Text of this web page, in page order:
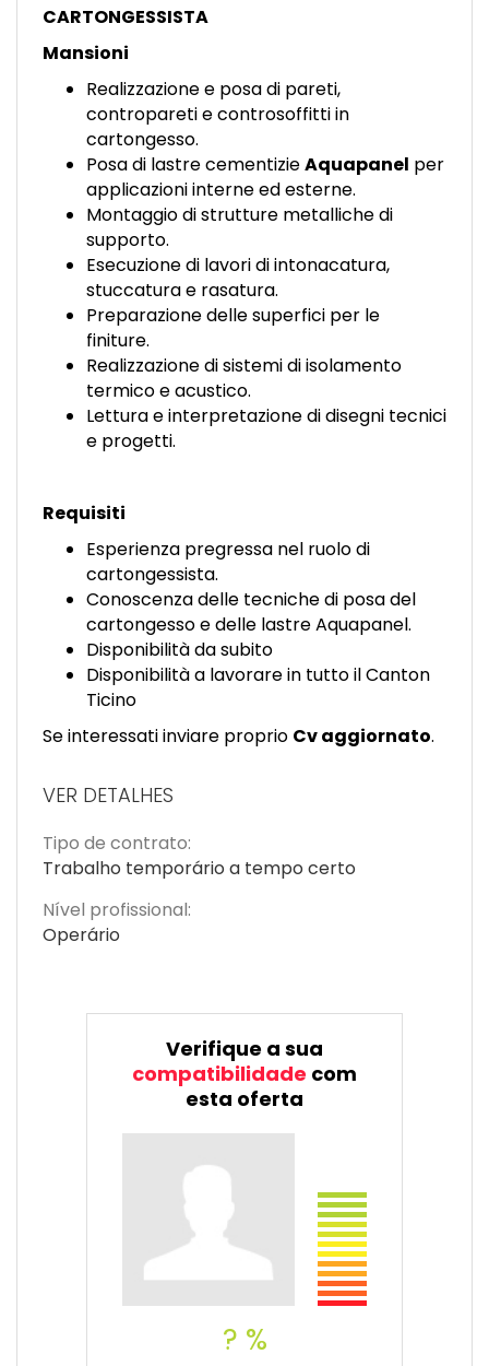
IT
DE
ES
PT
CARTONGESSISTA
Mansioni
Realizzazione e posa di pareti,
contropareti e controsoffitti in
cartongesso.
Posa di lastre cementizieAquapanel per
applicazioni interne ed esterne.
Montaggio di strutture metalliche di
supporto.
Esecuzione di lavori di intonacatura,
stuccatura e rasatura.
Preparazione delle superfici per le
finiture.
Realizzazione di sistemi di isolamento
termico e acustico.
Lettura e interpretazione di disegni tecnici
e progetti.
Requisiti
Esperienza pregressa nel ruolo di
cartongessista.
Conoscenza delle tecniche di posa del
cartongesso e delle lastre Aquapanel.
Disponibilità da subito
Disponibilità a lavorare in tutto il Canton
Ticino
Se interessati inviare proprio Cv aggiornato.
VER DETALHES
Tipo de contrato:
Trabalho temporário a tempo certo
Nível profissional:
Operário
Verifique a sua
compatibilidade com
esta oferta
? %